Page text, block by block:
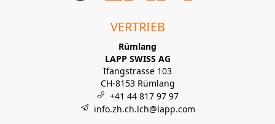
VERTRIEB
Rümlang
LAPP SWISS AG
Ifangstrasse 103
CH-8153 Rümlang
+41 44 817 97 97
info.zh.ch.lch@lapp.com